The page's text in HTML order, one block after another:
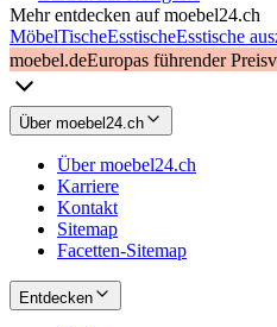
Mehr entdecken auf moebel24.ch
MöbelTischeEsstischeEsstische
moebel.deEuropas führender
Über moebel24.ch
Über moebel24.ch
Karriere
Kontakt
Sitemap
Facetten-Sitemap
Entdecken